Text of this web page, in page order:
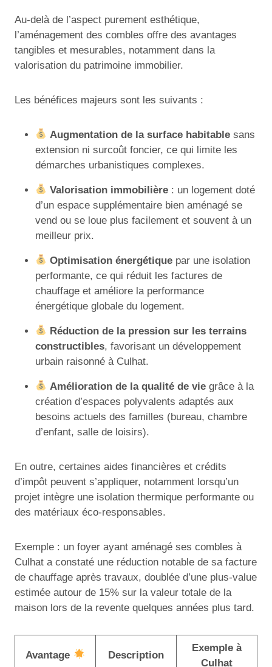
Au-delà de l’aspect purement esthétique,
l’aménagement des combles offre des avantages
tangibles et mesurables, notamment dans la
valorisation du patrimoine immobilier.
Les bénéfices majeurs sont les suivants :
Augmentation de la surface habitable sans
extension ni surcoût foncier, ce qui limite les
démarches urbanistiques complexes.
Valorisation immobilière : un logement doté
d’un espace supplémentaire bien aménagé se
vend ou se loue plus facilement et souvent à un
meilleur prix.
Optimisation énergétique par une isolation
performante, ce qui réduit les factures de
chauffage et améliore la performance
énergétique globale du logement.
Réduction de la pression sur les terrains
constructibles, favorisant un développement
urbain raisonné à Culhat.
Amélioration de la qualité de vie grâce à la
création d’espaces polyvalents adaptés aux
besoins actuels des familles (bureau, chambre
d’enfant, salle de loisirs).
En outre, certaines aides financières et crédits
d’impôt peuvent s’appliquer, notamment lorsqu’un
projet intègre une isolation thermique performante ou
des matériaux éco-responsables.
Exemple : un foyer ayant aménagé ses combles à
Culhat a constaté une réduction notable de sa facture
de chauffage après travaux, doublée d’une plus-value
estimée autour de 15% sur la valeur totale de la
maison lors de la revente quelques années plus tard.
Avantage Description
Exemple à
Culhat